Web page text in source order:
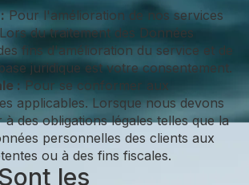
Pour l'amélioration de nos services
du traitement des Données
fins d'amélioration du service et de
juridique est votre consentement.
:Pour se conformer aux
applicables. Lorsque nous devons
des obligations légales telles que la
personnelles des clients aux
ou à des fins fiscales.
les